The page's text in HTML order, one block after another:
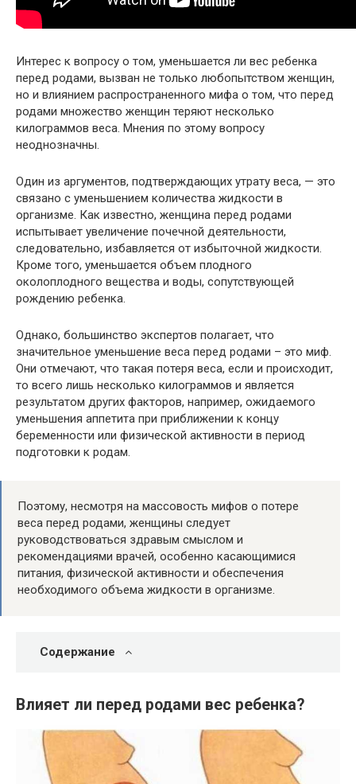
Интерес к вопросу о том, уменьшается ли вес ребенка
перед родами, вызван не только любопытством женщин,
но и влиянием распространенного мифа о том, что перед
родами множество женщин теряют несколько
килограммов веса. Мнения по этому вопросу
неоднозначны.
Один из аргументов, подтверждающих утрату веса, — это
связано с уменьшением количества жидкости в
организме. Как известно, женщина перед родами
испытывает увеличение почечной деятельности,
следовательно, избавляется от избыточной жидкости.
Кроме того, уменьшается объем плодного
околоплодного вещества и воды, сопутствующей
рождению ребенка.
Однако, большинство экспертов полагает, что
значительное уменьшение веса перед родами – это миф.
Они отмечают, что такая потеря веса, если и происходит,
то всего лишь несколько килограммов и является
результатом других факторов, например, ожидаемого
уменьшения аппетита при приближении к концу
беременности или физической активности в период
подготовки к родам.
Поэтому, несмотря на массовость мифов о потере
веса перед родами, женщины следует
руководствоваться здравым смыслом и
рекомендациями врачей, особенно касающимися
питания, физической активности и обеспечения
необходимого объема жидкости в организме.
Содержание
Влияет ли перед родами вес ребенка?